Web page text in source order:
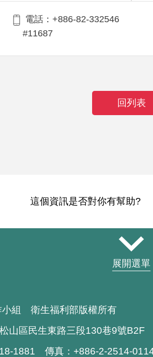
電話：+886-82-332546
#11687
回列表
這個資訊是否對你有幫助?
展開選單
小組 衛生福利部版權所有
山區民生東路三段130巷9號B2F
1881 傳真：+886-2-2514-